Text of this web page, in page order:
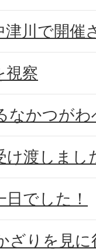
津川で開催
視察
なかつがわ
け渡しまし
でした！
ざりを見